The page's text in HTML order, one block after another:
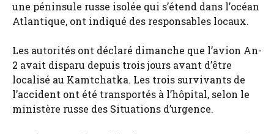
une péninsule russe isolée qui s’étend dans l’océan
Atlantique, ont indiqué des responsables locaux.
Les autorités ont déclaré dimanche que l’avion An-
2 avait disparu depuis trois jours avant d’être
localisé au Kamtchatka. Les trois survivants de
l’accident ont été transportés à l’hôpital, selon le
ministère russe des Situations d’urgence.